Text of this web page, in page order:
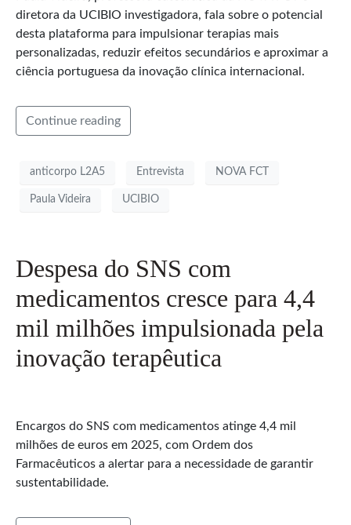
diretora da UCIBIO investigadora, fala sobre o potencial
desta plataforma para impulsionar terapias mais
personalizadas, reduzir efeitos secundários e aproximar a
ciência portuguesa da inovação clínica internacional.
Continue reading
anticorpo L2A5 Entrevista NOVA FCT
Paula Videira UCIBIO
Despesa do SNS com
medicamentos cresce para 4,4
mil milhões impulsionada pela
inovação terapêutica
Encargos do SNS com medicamentos atinge 4,4 mil
milhões de euros em 2025, com Ordem dos
Farmacêuticos a alertar para a necessidade de garantir
sustentabilidade.